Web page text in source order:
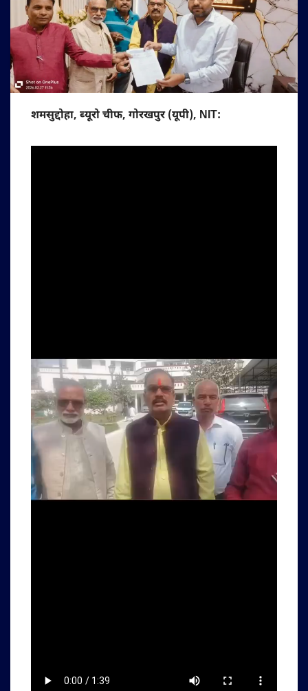
शमसुद्दोहा, ब्यूरो चीफ, गोरखपुर (यूपी), NIT: